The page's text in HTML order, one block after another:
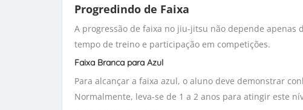
Progredindo de Faixa
A progressão de faixa no jiu-jitsu não depende
tempo de treino e participação em competições.
Faixa Branca para Azul
Para alcançar a faixa azul, o aluno deve demonstrar
Normalmente, leva-se de 1 a 2 anos para atingir este